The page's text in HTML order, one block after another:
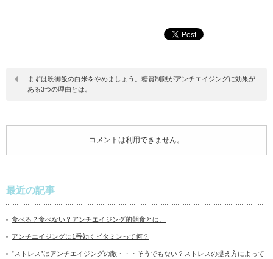
まずは晩御飯の白米をやめましょう。糖質制限がアンチエイジングに効果が
ある3つの理由とは。
コメントは利用できません。
最近の記事
食べる？食べない？アンチエイジング的朝食とは。
アンチエイジングに1番効くビタミンって何？
”ストレス”はアンチエイジングの敵・・・そうでもない？ストレスの捉え方によって